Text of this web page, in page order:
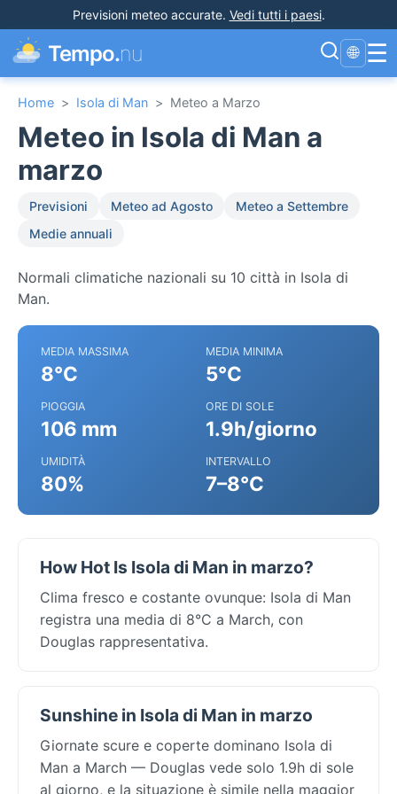
Previsioni meteo accurate. Vedi tutti i paesi.
Tempo.nu 🌐 ☰
Home > Isola di Man > Meteo a Marzo
Meteo in Isola di Man a
marzo
Previsioni Meteo ad Agosto
Meteo a Settembre
Medie annuali
Normali climatiche nazionali su 10 città in Isola di
Man.
MEDIA MASSIMA
8°C
MEDIA MINIMA
5°C
PIOGGIA
106 mm
ORE DI SOLE
1.9h/giorno
UMIDITÀ
80%
INTERVALLO
7–8°C
How Hot Is Isola di Man in marzo?
Clima fresco e costante ovunque: Isola di Man
registra una media di 8°C a March, con
Douglas rappresentativa.
Sunshine in Isola di Man in marzo
Giornate scure e coperte dominano Isola di
Man a March — Douglas vede solo 1.9h di sole
al giorno, e la situazione è simile nella maggior